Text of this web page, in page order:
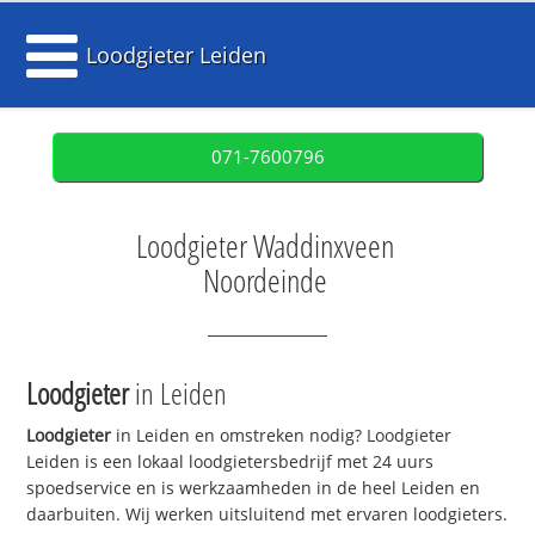
Loodgieter Leiden
071-7600796
Loodgieter Waddinxveen
Noordeinde
Loodgieterin Leiden
Loodgieter in Leiden en omstreken nodig? Loodgieter
Leiden is een lokaal loodgietersbedrijf met 24 uurs
spoedservice en is werkzaamheden in de heel Leiden en
daarbuiten. Wij werken uitsluitend met ervaren loodgieters.